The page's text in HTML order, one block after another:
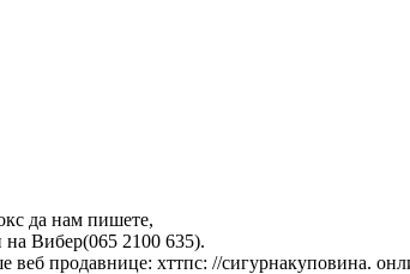
да нам пишете,
Вибер(065 2100 635).
продавнице: хттпс: //сигурнакуповина.